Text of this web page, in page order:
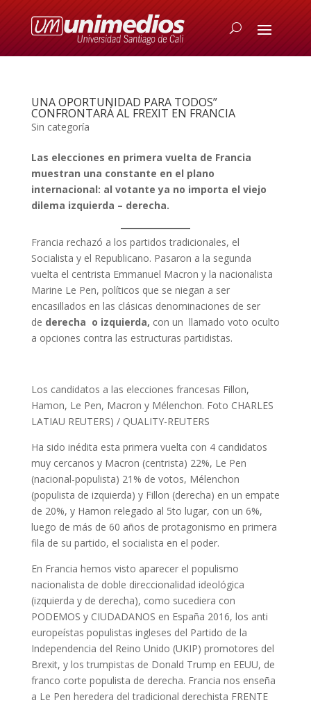
UNA OPORTUNIDAD PARA TODOS”
CONFRONTARÁ AL FREXIT EN FRANCIA
Sin categoría
Las elecciones en primera vuelta de Francia
muestran una constante en el plano
internacional: al votante ya no importa el viejo
dilema izquierda – derecha.
Francia rechazó a los partidos tradicionales, el
Socialista y el Republicano. Pasaron a la segunda
vuelta el centrista Emmanuel Macron y la nacionalista
Marine Le Pen, políticos que se niegan a ser
encasillados en las clásicas denominaciones de ser
de derecha o izquierda, con un llamado voto oculto
a opciones contra las estructuras partidistas.
Los candidatos a las elecciones francesas Fillon,
Hamon, Le Pen, Macron y Mélenchon. Foto CHARLES
LATIAU REUTERS) / QUALITY-REUTERS
Ha sido inédita esta primera vuelta con 4 candidatos
muy cercanos y Macron (centrista) 22%, Le Pen
(nacional-populista) 21% de votos, Mélenchon
(populista de izquierda) y Fillon (derecha) en un empate
de 20%, y Hamon relegado al 5to lugar, con un 6%,
luego de más de 60 años de protagonismo en primera
fila de su partido, el socialista en el poder.
En Francia hemos visto aparecer el populismo
nacionalista de doble direccionalidad ideológica
(izquierda y de derecha), como sucediera con
PODEMOS y CIUDADANOS en España 2016, los anti
europeístas populistas ingleses del Partido de la
Independencia del Reino Unido (UKIP) promotores del
Brexit, y los trumpistas de Donald Trump en EEUU, de
franco corte populista de derecha. Francia nos enseña
a Le Pen heredera del tradicional derechista FRENTE